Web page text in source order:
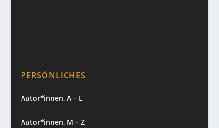
PERSÖNLICHES
Autor*innen, A – L
Autor*innen, M – Z